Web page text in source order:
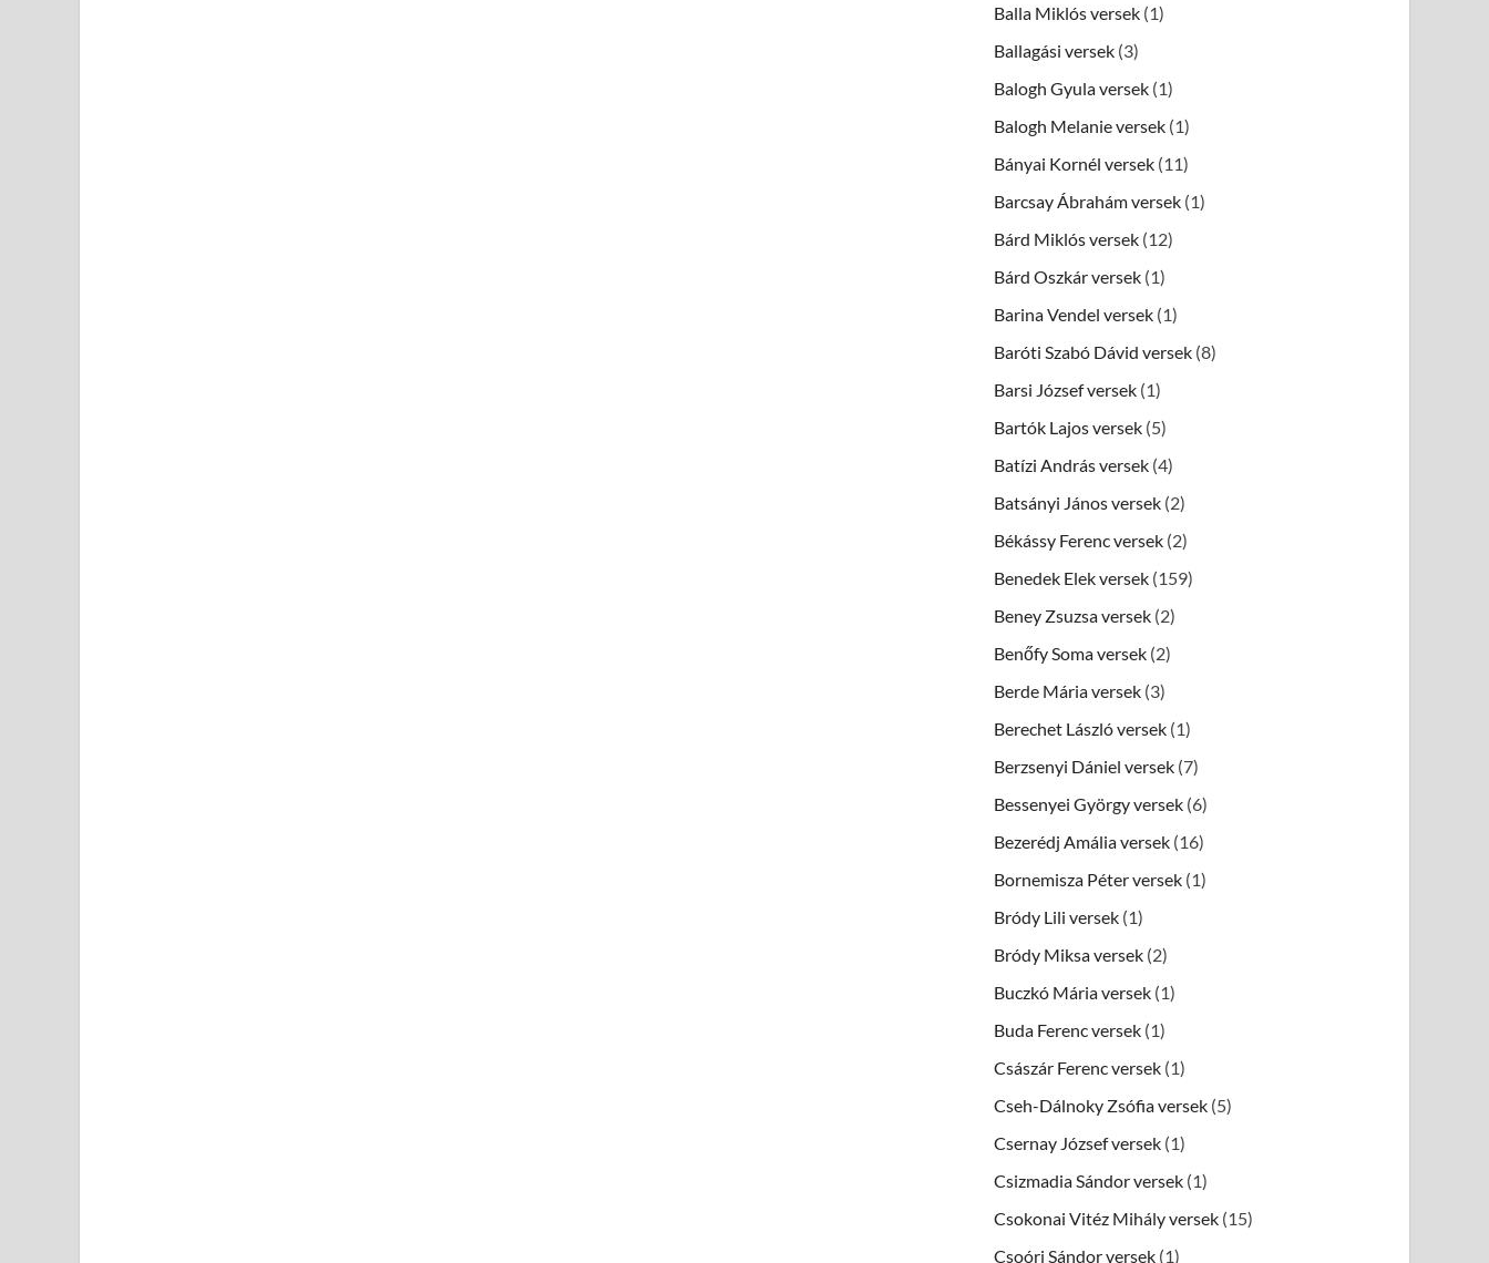
Balla Miklós versek (1)
Ballagási versek (3)
Balogh Gyula versek (1)
Balogh Melanie versek (1)
Bányai Kornél versek (11)
Barcsay Ábrahám versek (1)
Bárd Miklós versek (12)
Bárd Oszkár versek (1)
Barina Vendel versek (1)
Baróti Szabó Dávid versek (8)
Barsi József versek (1)
Bartók Lajos versek (5)
Batízi András versek (4)
Batsányi János versek (2)
Békássy Ferenc versek (2)
Benedek Elek versek (159)
Beney Zsuzsa versek (2)
Benőfy Soma versek (2)
Berde Mária versek (3)
Berechet László versek (1)
Berzsenyi Dániel versek (7)
Bessenyei György versek (6)
Bezerédj Amália versek (16)
Bornemisza Péter versek (1)
Bródy Lili versek (1)
Bródy Miksa versek (2)
Buczkó Mária versek (1)
Buda Ferenc versek (1)
Császár Ferenc versek (1)
Cseh-Dálnoky Zsófia versek (5)
Csernay József versek (1)
Csizmadia Sándor versek (1)
Csokonai Vitéz Mihály versek (15)
Csoóri Sándor versek (1)